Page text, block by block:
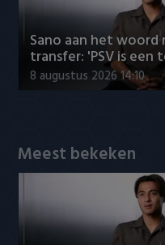
Sparta
Vitesse
Willem II
Sano aan het woord
transfer: 'PSV is een
8 augustus 2026 14:10
Meest bekeken